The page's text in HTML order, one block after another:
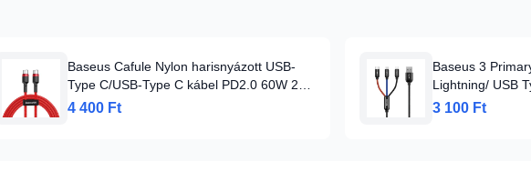
Baseus Cafule Nylon harisnyázott USB-
Type C/USB-Type C kábel PD2.0 60W 20V
3A QC3.0 2m piros
4 400 Ft
Baseus 3
Lightning/ USB
fekete
3 100 Ft